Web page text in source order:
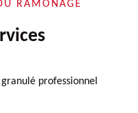
RAMONAGE
professionnel